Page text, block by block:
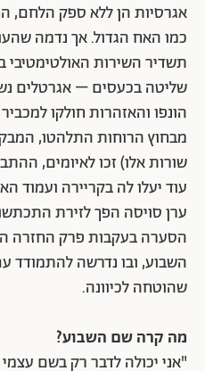
אגרסיות הן ללא ספק הלחם,
כמו האח הגדול. אך נדמה
תשדיר השירות
שליטה בכעסים – אגרטלים
הונפו והאזהרות חולקו
מבחוץ הרוחות התלהטו,
שורות אלו) זכו לאיומים,
עוד יעלו לה בקריירה ועמוד
ערן סויסה הפך לזירת
הסערה בעקבות פרק החזרה
השבוע, ובו נדרשה להתמודד
שהוטחה לכיוונה.
מה קרה שם השבוע?
"אני יכולה לדבר רק בשם